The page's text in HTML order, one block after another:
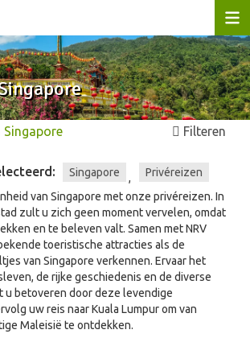
Singapore Filteren
Singapore ,
Privéreizen
van Singapore met onze privéreizen. In
zult u zich geen moment vervelen, omdat
en te beleven valt. Samen met NRV
toeristische attracties als de
van Singapore verkennen. Ervaar het
de rijke geschiedenis en de diverse
u betoveren door deze levendige
uw reis naar Kuala Lumpur om van
Maleisië te ontdekken.